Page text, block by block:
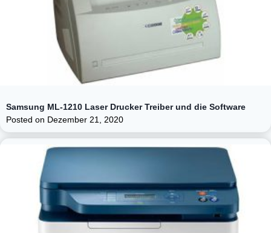
Samsung ML-1210 Laser Drucker Treiber und die Software
Posted on Dezember 21, 2020